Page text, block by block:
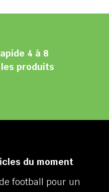
4 à 8
produits
du moment
football pour un